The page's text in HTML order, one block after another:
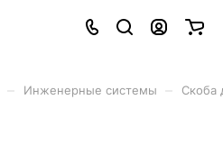
Инженерные системы Скоба